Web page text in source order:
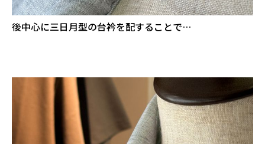
後中心に三日月型の台衿を配することで…